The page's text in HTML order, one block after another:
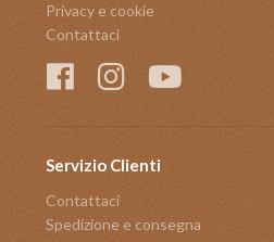
Privacy e cookie
Contattaci
Servizio Clienti
Contattaci
Spedizione e consegna